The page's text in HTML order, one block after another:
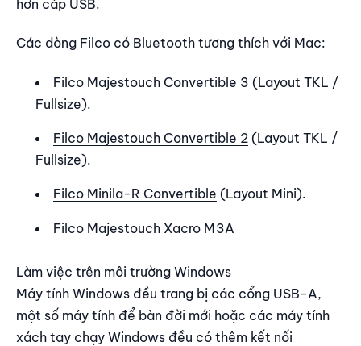
hơn cáp USB.
Các dòng Filco có Bluetooth tương thích với Mac:
Filco Majestouch Convertible 3 (Layout TKL /
Fullsize).
Filco Majestouch Convertible 2 (Layout TKL /
Fullsize).
Filco Minila-R Convertible (Layout Mini).
Filco Majestouch Xacro M3A
Làm việc trên môi trường Windows
Máy tính Windows đều trang bị các cổng USB-A,
một số máy tính để bàn đời mới hoặc các máy tính
xách tay chạy Windows đều có thêm kết nối